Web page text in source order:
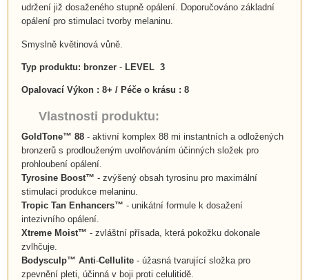
udržení již dosaženého stupně opálení. Doporučováno základní
opálení pro stimulaci tvorby melaninu.
Smyslně květinová vůně.
Typ produktu: bronzer -LEVEL 3
Opalovací Výkon : 8+ / Péče o krásu : 8
Vlastnosti produktu:
GoldTone™ 88 - aktivní komplex 88 mi instantních a odložených
bronzerů s prodlouženým uvolňováním účinných složek pro
prohloubení opálení.
Tyrosine Boost™ - zvýšený obsah tyrosinu pro maximální
stimulaci produkce melaninu.
Tropic Tan Enhancers™ - unikátní formule k dosažení
intezivního opálení.
Xtreme Moist™ - zvláštní přísada, která pokožku dokonale
zvlhčuje.
Bodysculp™ Anti-Cellulite - úžasná tvarující složka pro
zpevnění pleti, účinná v boji proti celulitidě.